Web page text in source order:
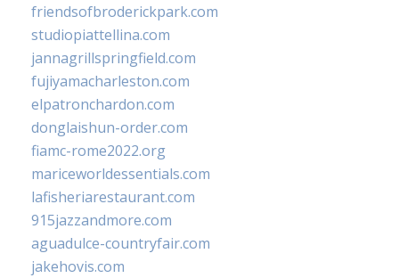
friendsofbroderickpark.com
studiopiattellina.com
jannagrillspringfield.com
fujiyamacharleston.com
elpatronchardon.com
donglaishun-order.com
fiamc-rome2022.org
mariceworldessentials.com
lafisheriarestaurant.com
915jazzandmore.com
aguadulce-countryfair.com
jakehovis.com